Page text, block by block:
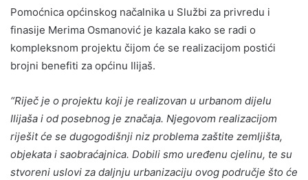
Pomoćnica općinskog načalnika u Službi za privredu i
finasije Merima Osmanović je kazala kako se radi o
kompleksnom projektu čijom će se realizacijom postići
brojni benefiti za općinu Ilijaš.
“Riječ je o projektu koji je realizovan u urbanom dijelu
Ilijaša i od posebnog je značaja. Njegovom realizacijom
riješit će se dugogodišnji niz problema zaštite zemljišta,
objekata i saobraćajnica. Dobili smo uređenu cjelinu, te su
stvoreni uslovi za daljnju urbanizaciju ovog područje što će